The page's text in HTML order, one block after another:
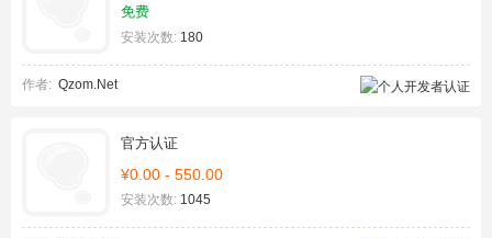
免费
安装次数: 180
作者: Qzom.Net
官方认证
¥0.00 - 550.00
安装次数: 1045